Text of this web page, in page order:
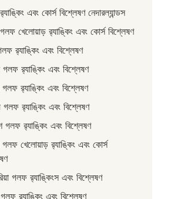
এবং কোর্স বিশ্লেষণ নেদারল্যান্ডস
খেলোয়াড় র‌্যাঙ্কিং এবং কোর্স বিশ্লেষণ
র‍্যাঙ্কিং এবং বিশ্লেষণ
গলফ র‌্যাঙ্কিং এবং বিশ্লেষণ
গলফ র‌্যাঙ্কিং এবং বিশ্লেষণ
গলফ র‌্যাঙ্কিং এবং বিশ্লেষণ
গলফ র‌্যাঙ্কিং এবং বিশ্লেষণ
গলফ খেলোয়াড় র‌্যাঙ্কিং এবং কোর্স
গলফ র‌্যাঙ্কিংস এবং বিশ্লেষণ
র‌্যাঙ্কিং এবং বিশ্লেষণ